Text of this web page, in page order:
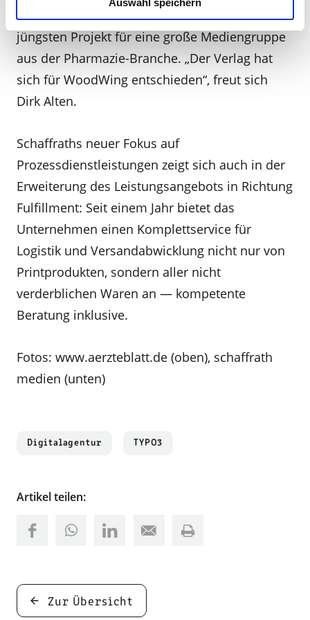
anderthalb Jahre vergehen — wie beim
jüngsten Projekt für eine große Mediengruppe
aus der Pharmazie-Branche. „Der Verlag hat
sich für WoodWing entschieden“, freut sich
Dirk Alten.
Schaffraths neuer Fokus auf
Prozessdienstleistungen zeigt sich auch in der
Erweiterung des Leistungsangebots in Richtung
Fulfillment: Seit einem Jahr bietet das
Unternehmen einen Komplettservice für
Logistik und Versandabwicklung nicht nur von
Printprodukten, sondern aller nicht
verderblichen Waren an — kompetente
Beratung inklusive.
Fotos: www.aerzteblatt.de (oben), schaffrath
medien (unten)
Digitalagentur TYPO3
Artikel teilen:
Zur Übersicht